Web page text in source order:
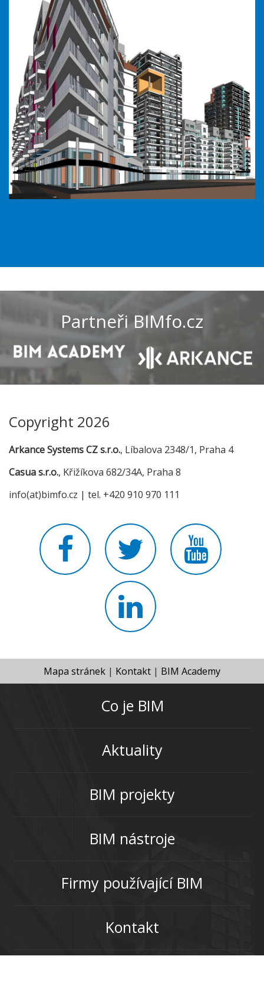
Partneři BIMfo.cz
Copyright 2026
Arkance Systems CZ s.r.o., Líbalova 2348/1, Praha 4
Casua s.r.o., Křižíkova 682/34A, Praha 8
info(at)bimfo.cz | tel. +420 910 970 111
Mapa stránek | Kontakt | BIM Academy
Co je BIM
Aktuality
BIM projekty
BIM nástroje
Firmy používající BIM
Kontakt